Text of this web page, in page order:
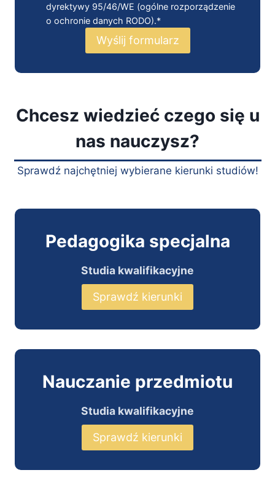
dyrektywy 95/46/WE (ogólne rozporządzenie
o ochronie danych RODO).*
Wyślij formularz
Chcesz wiedzieć czego się u
nas nauczysz?
Sprawdź najchętniej wybierane kierunki studiów!
Pedagogika specjalna
Studia kwalifikacyjne
Sprawdź kierunki
Nauczanie przedmiotu
Studia kwalifikacyjne
Sprawdź kierunki